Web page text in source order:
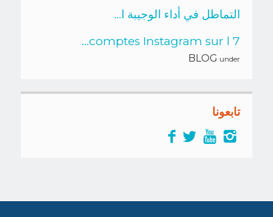
التماطل في أداء الوجيبة ا...
7 comptes Instagram sur l...
under
BLOG
تابعونا